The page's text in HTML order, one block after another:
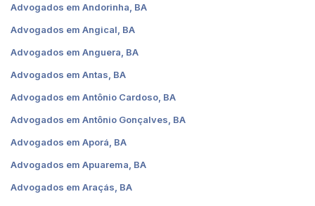
Advogados em Andorinha, BA
Advogados em Angical, BA
Advogados em Anguera, BA
Advogados em Antas, BA
Advogados em Antônio Cardoso, BA
Advogados em Antônio Gonçalves, BA
Advogados em Aporá, BA
Advogados em Apuarema, BA
Advogados em Araçás, BA